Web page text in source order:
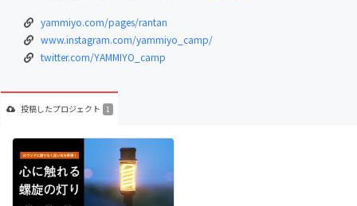
yammiyo.com/pages/rantan
www.instagram.com/yammiyo_camp/
twitter.com/YAMMIYO_camp
投稿したプロジェクト 1